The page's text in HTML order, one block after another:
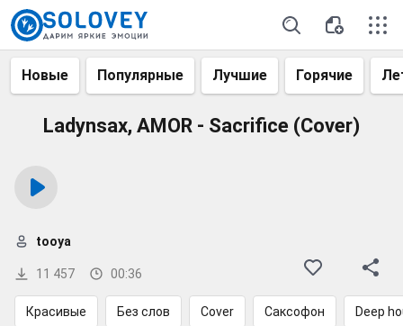
Новые Популярные Лучшие Горячие
Ladynsax, AMOR - Sacrifice (Cover)
11 457 00:36
tooya
Красивые Без слов Cover Саксофон Deep